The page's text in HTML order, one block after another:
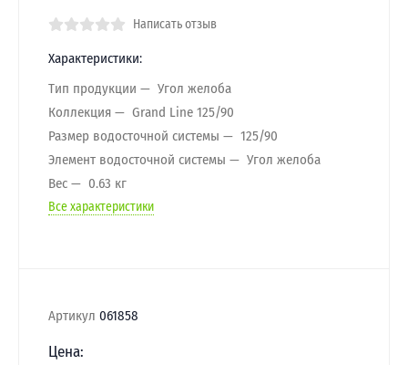
Написать отзыв
Характеристики:
Тип продукции
Угол желоба
Коллекция
Grand Line 125/90
Размер водосточной системы
125/90
Элемент водосточной системы
Угол желоба
Вес
0.63 кг
Все характеристики
Артикул 061858
Цена: